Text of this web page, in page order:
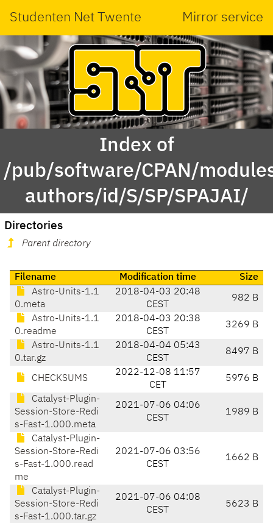
Studenten Net Twente Mirror service
Index of
/pub/software/CPAN/
authors/id/S/SP/SPAJAI/
Directories
Parent directory
Filename Modification time
Size
Astro-Units-1.1
0.meta
2018-04-03 20:48
CEST
982 B
Astro-Units-1.1
0.readme
2018-04-03 20:38
CEST
3269 B
Astro-Units-1.1
0.tar.gz
2018-04-04 05:43
CEST
8497 B
CHECKSUMS
2022-12-08 11:57
CET
5976 B
Catalyst-Plugin-
Session-Store-Redi
s-Fast-1.000.meta
2021-07-06 04:06
CEST
1989 B
Catalyst-Plugin-
Session-Store-Redi
s-Fast-1.000.read
me
2021-07-06 03:56
CEST
1662 B
Catalyst-Plugin-
Session-Store-Redi
s-Fast-1.000.tar.gz
2021-07-06 04:08
CEST
5623 B